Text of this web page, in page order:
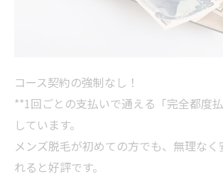
コース契約の強制なし！
**1回ごとの支払いで通える「完全都度
しています。
メンズ脱毛が初めての方でも、無理なく
れると好評です。